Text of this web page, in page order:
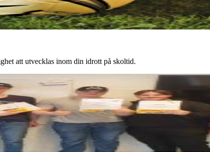
att utvecklas inom din idrott på skoltid.